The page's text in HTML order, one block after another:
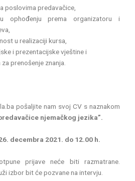
poslovima predavačice,
ophođenju prema organizatoru i
u realizaciji kursa,
i prezentacijske vještine i
prenošenje znanja.
pošaljite nam svoj CV s naznakom
njemačkog jezika”.
decembra 2021. do 12.00 h.
prijave neće biti razmatrane.
izbor bit će pozvane na intervju.